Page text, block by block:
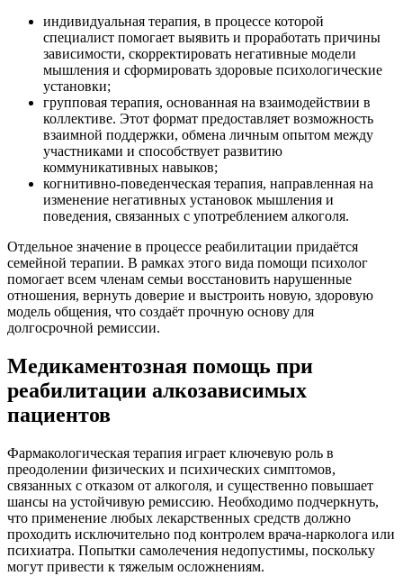
индивидуальная терапия, в процессе которой
специалист помогает выявить и проработать причины
зависимости, скорректировать негативные модели
мышления и сформировать здоровые психологические
установки;
групповая терапия, основанная на взаимодействии в
коллективе. Этот формат предоставляет возможность
взаимной поддержки, обмена личным опытом между
участниками и способствует развитию
коммуникативных навыков;
когнитивно-поведенческая терапия, направленная на
изменение негативных установок мышления и
поведения, связанных с употреблением алкоголя.
Отдельное значение в процессе реабилитации придаётся
семейной терапии. В рамках этого вида помощи психолог
помогает всем членам семьи восстановить нарушенные
отношения, вернуть доверие и выстроить новую, здоровую
модель общения, что создаёт прочную основу для
долгосрочной ремиссии.
Медикаментозная помощь при
реабилитации алкозависимых
пациентов
Фармакологическая терапия играет ключевую роль в
преодолении физических и психических симптомов,
связанных с отказом от алкоголя, и существенно повышает
шансы на устойчивую ремиссию. Необходимо подчеркнуть,
что применение любых лекарственных средств должно
проходить исключительно под контролем врача-нарколога или
психиатра. Попытки самолечения недопустимы, поскольку
могут привести к тяжелым осложнениям.